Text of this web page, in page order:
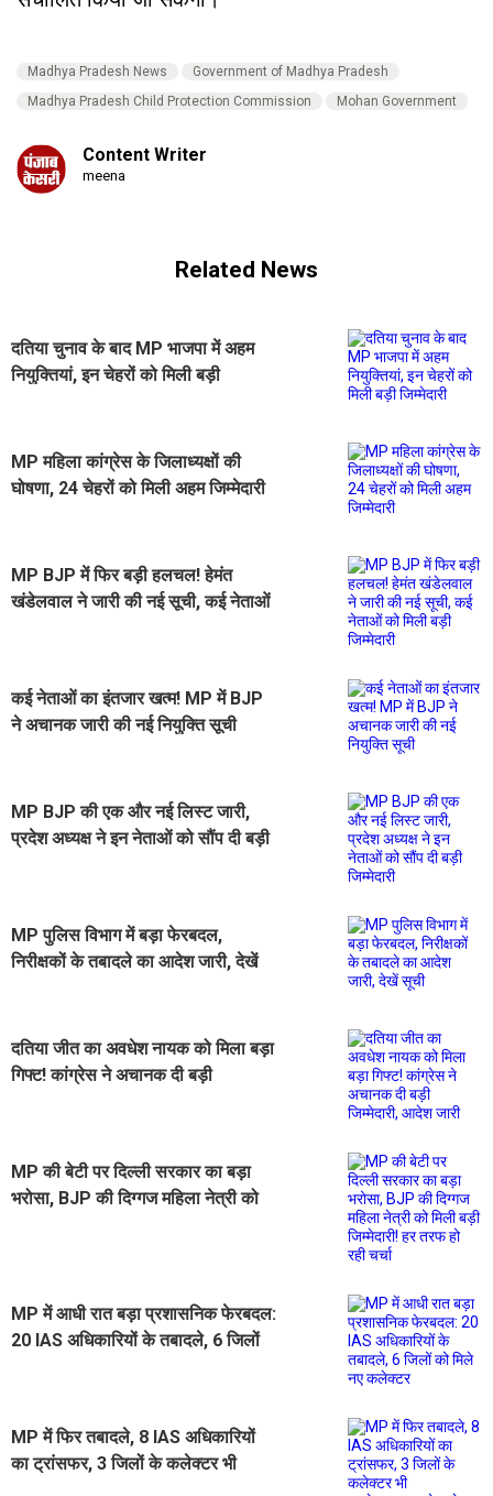
Madhya Pradesh News
Government of Madhya Pradesh
Madhya Pradesh Child Protection Commission
Mohan Government
Content Writer
meena
Related News
दतिया चुनाव के बाद MP भाजपा में अहम
नियुक्तियां, इन चेहरों को मिली बड़ी
MP महिला कांग्रेस के जिलाध्यक्षों की
घोषणा, 24 चेहरों को मिली अहम जिम्मेदारी
MP BJP में फिर बड़ी हलचल! हेमंत
खंडेलवाल ने जारी की नई सूची, कई नेताओं
कई नेताओं का इंतजार खत्म! MP में BJP
ने अचानक जारी की नई नियुक्ति सूची
MP BJP की एक और नई लिस्ट जारी,
प्रदेश अध्यक्ष ने इन नेताओं को सौंप दी बड़ी
MP पुलिस विभाग में बड़ा फेरबदल,
निरीक्षकों के तबादले का आदेश जारी, देखें
दतिया जीत का अवधेश नायक को मिला बड़ा
गिफ्ट! कांग्रेस ने अचानक दी बड़ी
MP की बेटी पर दिल्ली सरकार का बड़ा
भरोसा, BJP की दिग्गज महिला नेत्री को
MP में आधी रात बड़ा प्रशासनिक फेरबदल:
20 IAS अधिकारियों के तबादले, 6 जिलों
MP में फिर तबादले, 8 IAS अधिकारियों
का ट्रांसफर, 3 जिलों के कलेक्टर भी